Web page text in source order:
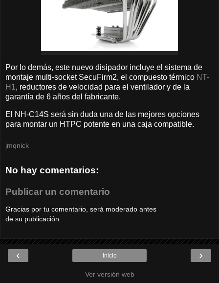
Por lo demás, este nuevo disipador incluye el sistema de
montaje multi-socket SecuFirm2, el compuesto térmico NT-
H1 , reductores de velocidad para el ventilador y de la
garantía de 6 años del fabricante.
El NH-C14S será sin duda una de las mejores opciones
para montar un HTPC potente en una caja compatible.
jmqnick
No hay comentarios:
Publicar un comentario
Gracias por tu comentario, será moderado antes
de su publicación.
‹ ›
Inicio
Ver versión web